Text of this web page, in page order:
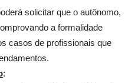
solicitar que o autônomo,
a formalidade
casos de profissionais que
: